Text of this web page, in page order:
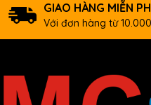
GIAO HÀNG MIỄN
Với đơn hàng từ